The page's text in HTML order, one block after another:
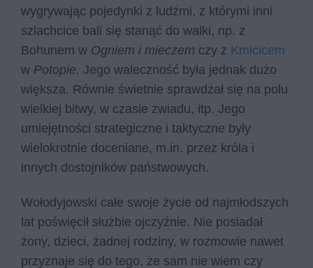
wygrywając pojedynki z ludźmi, z którymi inni
szlachcice bali się stanąć do walki, np. z
Bohunem w Ogniem i mieczem czy z Kmicicem
w Potopie. Jego waleczność była jednak dużo
większa. Równie świetnie sprawdzał się na polu
wielkiej bitwy, w czasie zwiadu, itp. Jego
umiejętności strategiczne i taktyczne były
wielokrotnie doceniane, m.in. przez króla i
innych dostojników państwowych.
Wołodyjowski całe swoje życie od najmłodszych
lat poświęcił służbie ojczyźnie. Nie posiadał
żony, dzieci, żadnej rodziny, w rozmowie nawet
przyznaje się do tego, że sam nie wiem czy